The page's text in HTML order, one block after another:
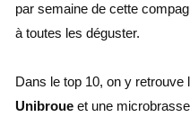
par semaine de cette
à toutes les déguster.
Dans le top 10, on y retrouve
Unibroue et une